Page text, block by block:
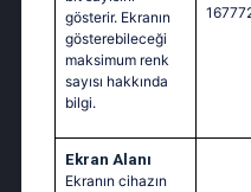
gösterir. Ekranın
gösterebileceği
maksimum renk
sayısı hakkında
bilgi.
Ekran Alanı
Ekranın cihazın